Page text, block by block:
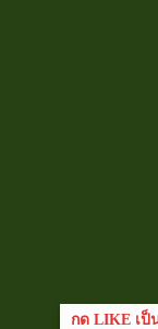
กด LIKE เ